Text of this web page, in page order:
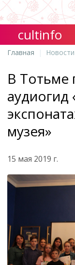
cultinfo
Главная Новости
В Тотьме
музея»
15 мая 2019 г.